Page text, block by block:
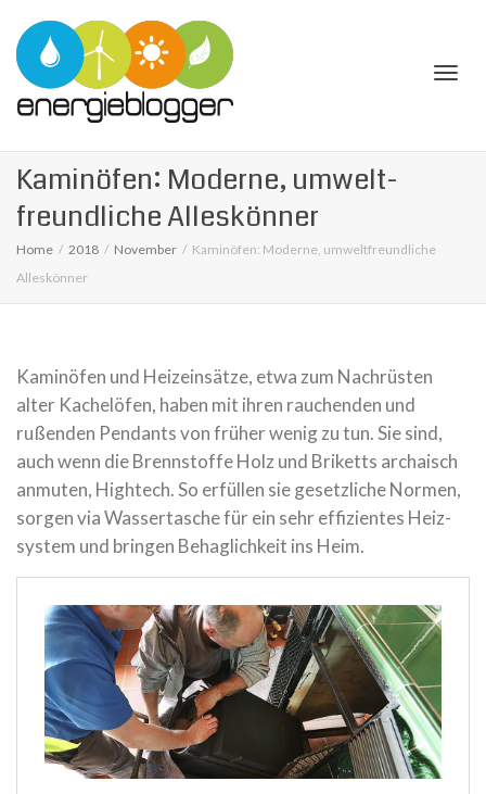
Kamin­öfen: Moderne, umwelt­
freund­li­che Alles­kön­ner
Home 2018 November
Kamin­öfen: Moderne, umwelt­freund­li­che
Alles­kön­ner
Kamin­öfen und Hei­zein­sätze, etwa zum Nach­rüs­ten
alter Kachel­öfen, haben mit ihren rau­chen­den und
rußen­den Pen­dants von früher wenig zu tun. Sie sind,
auch wenn die Brenn­stoffe Holz und Bri­ketts archa­isch
anmuten, High­tech. So erfül­len sie gesetz­li­che Normen,
sorgen via Was­ser­ta­sche für ein sehr effi­zi­en­tes Heiz­
sys­tem und bringen Behag­lich­keit ins Heim.